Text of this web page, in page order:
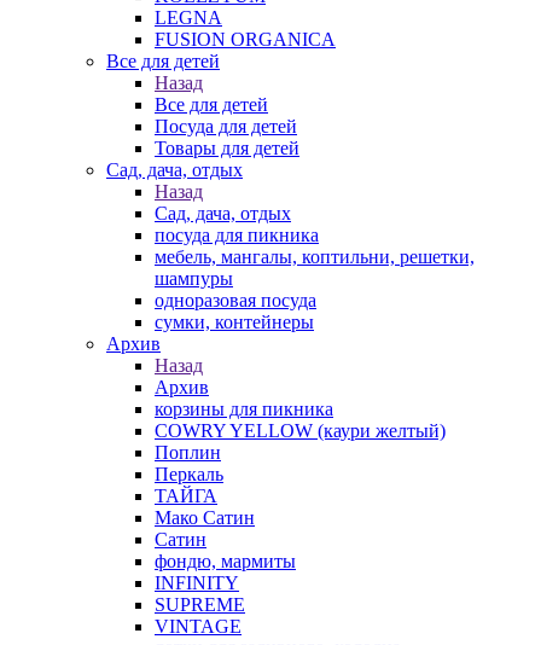
LEGNA
FUSION ORGANICA
Все для детей
Назад
Все для детей
Посуда для детей
Товары для детей
Сад, дача, отдых
Назад
Сад, дача, отдых
посуда для пикника
мебель, мангалы, коптильни, решетки,
шампуры
одноразовая посуда
сумки, контейнеры
Архив
Назад
Архив
корзины для пикника
COWRY YELLOW (каури желтый)
Поплин
Перкаль
ТАЙГА
Мако Сатин
Сатин
фондю, мармиты
INFINITY
SUPREME
VINTAGE